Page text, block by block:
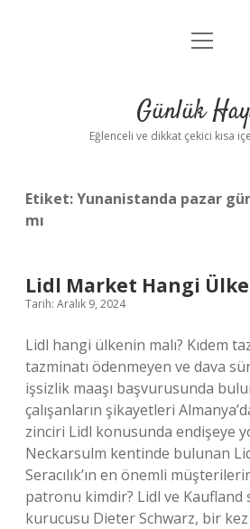
Anasayfa
Yasal Uyarı
menüyü
Günlük
Eğlenceli ve dikkat çekici kısa
Etiket:Yunanistanda pazar
mı
Lidl Market Hangi
Tarih: Aralık 9, 2024
Lidl hangi ülkenin malı? Kıdem
tazminatı ödenmeyen ve dava
işsizlik maaşı başvurusunda
çalışanların şikayetleri
zinciri Lidl konusunda endişeye
Neckarsulm kentinde bulunan
Seracılık’ın en önemli
patronu kimdir? Lidl ve
kurucusu Dieter Schwarz, bir